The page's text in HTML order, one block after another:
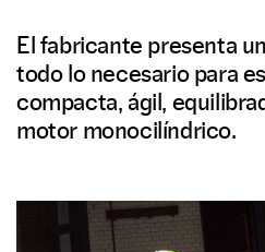
El fabricante presenta
todo lo necesario para
compacta, ágil,
motor monocilíndrico.